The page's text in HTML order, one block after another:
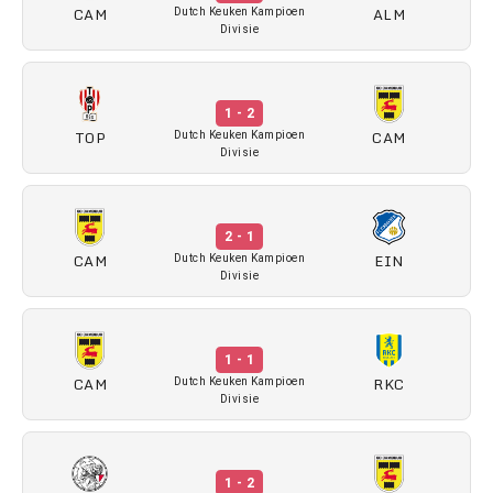
CAM
Dutch Keuken Kampioen
Divisie
ALM
TOP
1 - 2
Dutch Keuken Kampioen
Divisie
CAM
CAM
2 - 1
Dutch Keuken Kampioen
Divisie
EIN
CAM
1 - 1
Dutch Keuken Kampioen
Divisie
RKC
1 - 2